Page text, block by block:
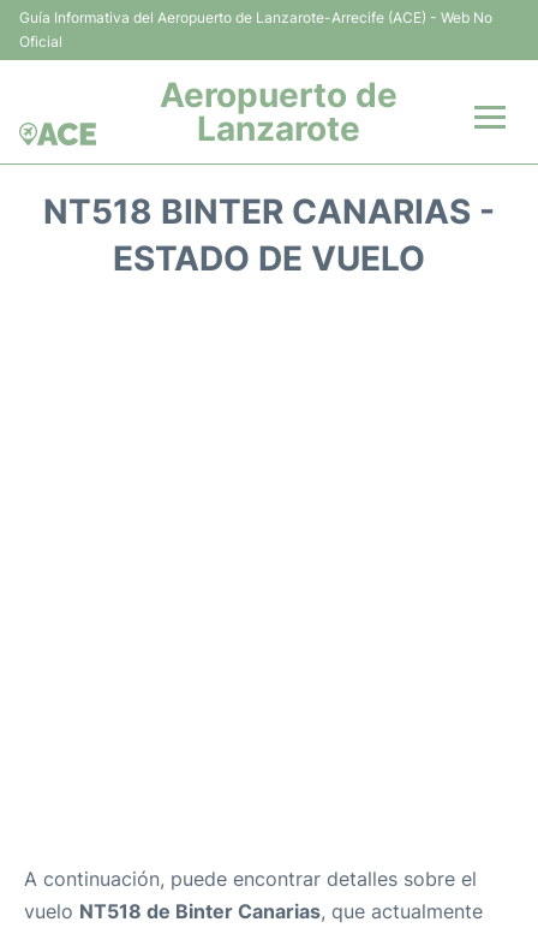
Guía Informativa del Aeropuerto de Lanzarote-Arrecife (ACE) - Web No
Oficial
Aeropuerto de
Lanzarote
NT518 BINTER CANARIAS -
ESTADO DE VUELO
A continuación, puede encontrar detalles sobre el
vuelo NT518 de Binter Canarias, que actualmente